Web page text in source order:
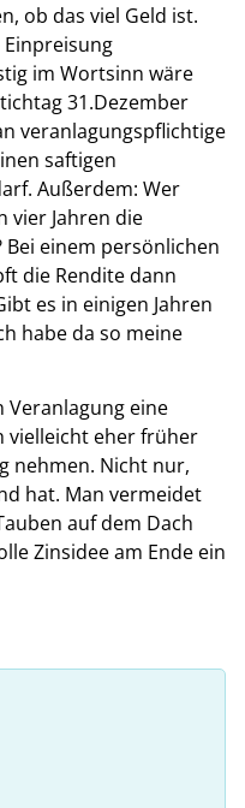
ob das viel Geld ist.
im Wortsinn wäre
31.Dezember
veranlagungspflichtige
saftigen
Außerdem: Wer
vier Jahren die
einem persönlichen
die Rendite dann
es in einigen Jahren
habe da so meine
Veranlagung eine
vielleicht eher früher
nehmen. Nicht nur,
hat. Man vermeidet
auf dem Dach
Zinsidee am Ende ein